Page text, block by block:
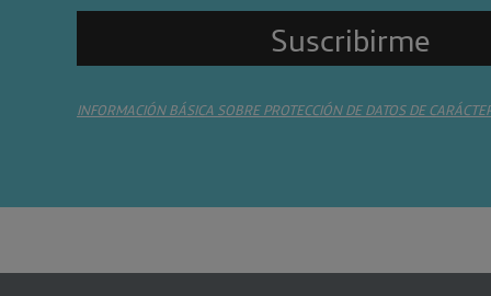
INFORMACIÓN BÁSICA SOBRE PROTECCIÓN DE DATOS DE